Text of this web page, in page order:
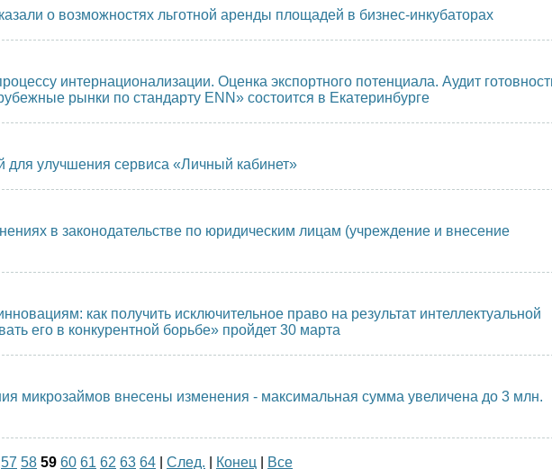
о возможностях льготной аренды площадей в бизнес-инкубаторах
интернационализации. Оценка экспортного потенциала. Аудит
рынки по стандарту ENN» состоится в Екатеринбурге
для улучшения сервиса «Личный кабинет»
в законодательстве по юридическим лицам (учреждение и внесение
как получить исключительное право на результат интеллектуальной
его в конкурентной борьбе» пройдет 30 марта
микрозаймов внесены изменения - максимальная сумма увеличена до 3 млн.
57 58 59 60 61 62 63 64 След. Конец Все